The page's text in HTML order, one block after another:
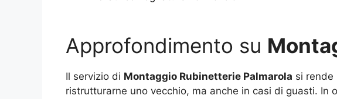
Approfondimento su
Il servizio di Montaggio Rubinetterie Palmarola si rende
ristrutturarne uno vecchio, ma anche in casi di guasti.